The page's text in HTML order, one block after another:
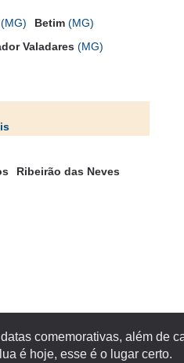
(MG) Betim (MG)
Valadares (MG)
Ribeirão das Neves
comemorativas, além de
é hoje, esse é o lugar certo.